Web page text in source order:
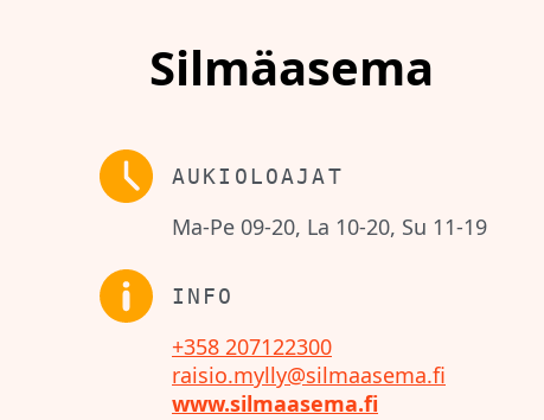
Silmäasema
AUKIOLOAJAT
Ma-Pe 09-20, La 10-20, Su 11-19
INFO
+358 207122300
raisio.mylly@silmaasema.fi
www.silmaasema.fi